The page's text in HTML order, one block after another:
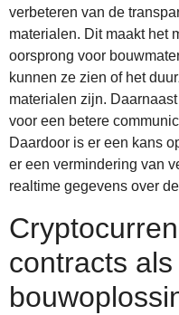
verbeteren van de
materialen. Dit maakt het
oorsprong voor
kunnen ze zien of het
materialen zijn.
voor een betere
Daardoor is er een kans
er een vermindering van
realtime gegevens over
contracts als